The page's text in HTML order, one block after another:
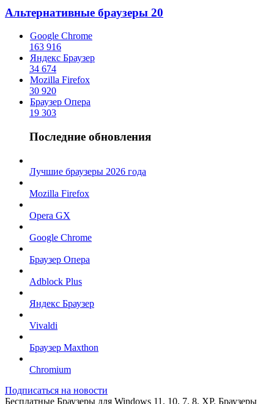
Альтернативные браузеры 20
Google Chrome
163 916
Яндекс Браузер
34 674
Mozilla Firefox
30 920
Браузер Опера
19 303
Последние обновления
Лучшие браузеры 2026 года
Mozilla Firefox
Opera GX
Google Chrome
Браузер Опера
Adblock Plus
Яндекс Браузер
Vivaldi
Браузер Maxthon
Chromium
Подписаться на новости
Бесплатные Браузеры для Windows 11, 10, 7, 8, XP. Браузеры